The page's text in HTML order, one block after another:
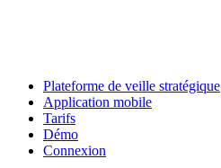
Plateforme de veille stratégique
Application mobile
Tarifs
Démo
Connexion